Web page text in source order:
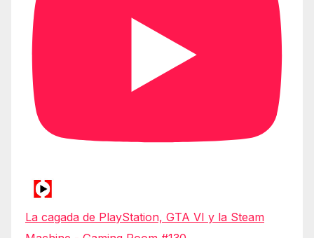
La cagada de PlayStation, GTA VI y la Steam